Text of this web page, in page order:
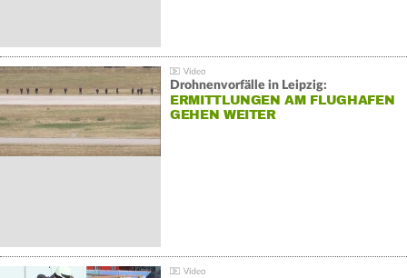
Drohnenvorfälle in Leipzig:
ERMITTLUNGEN AM FLUGHAFEN
GEHEN WEITER